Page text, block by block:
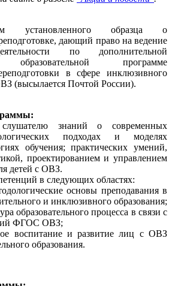
установленного образца о
дающий право на ведение
по дополнительной
образовательной программе
в сфере инклюзивного
(высылается Почтой России).
знаний о современных
подходах и моделях
обучения; практических умений,
проектированием и управлением
детей с ОВЗ.
в следующих областях:
основы преподавания в
и инклюзивного образования;
образовательного процесса в связи с
ФГОС ОВЗ;
воспитание и развитие лиц с ОВЗ
образования.